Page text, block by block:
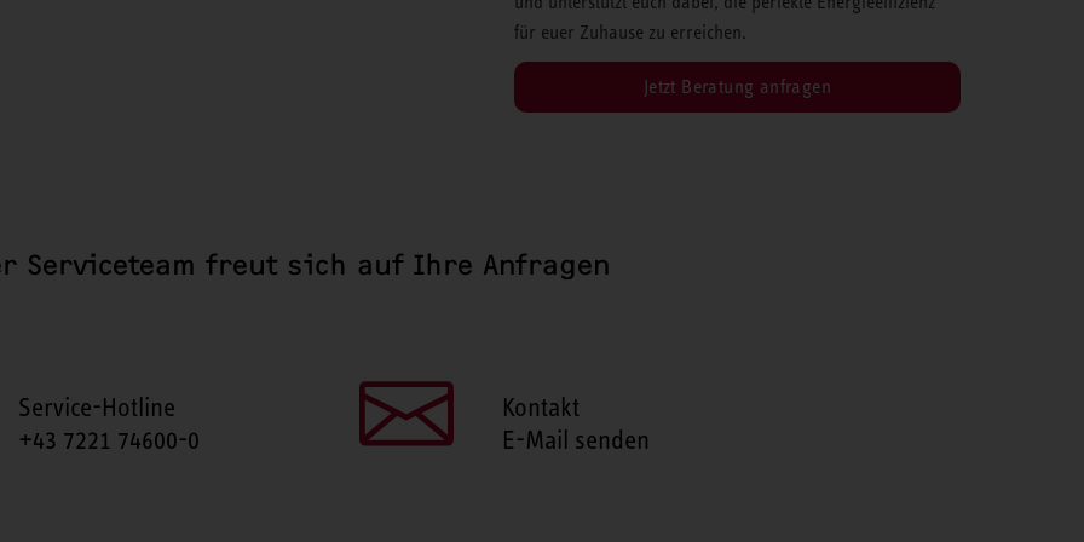
für euer Zuhause zu erreichen.
Jetzt Beratung anfragen
Serviceteam freut sich auf Ihre Anfragen
Service-Hotline
+43 7221 74600-0
Kontakt
E-Mail senden